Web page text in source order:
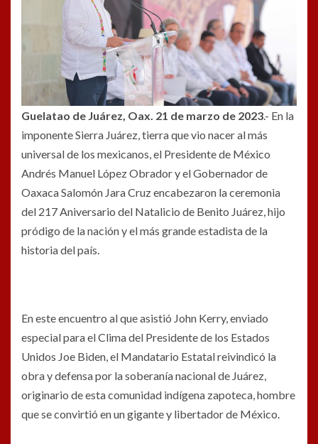
Guelatao de Juárez, Oax. 21 de marzo de 2023.- En la
imponente Sierra Juárez, tierra que vio nacer al más
universal de los mexicanos, el Presidente de México
Andrés Manuel López Obrador y el Gobernador de
Oaxaca Salomón Jara Cruz encabezaron la ceremonia
del 217 Aniversario del Natalicio de Benito Juárez, hijo
pródigo de la nación y el más grande estadista de la
historia del país.
En este encuentro al que asistió John Kerry, enviado
especial para el Clima del Presidente de los Estados
Unidos Joe Biden, el Mandatario Estatal reivindicó la
obra y defensa por la soberanía nacional de Juárez,
originario de esta comunidad indígena zapoteca, hombre
que se convirtió en un gigante y libertador de México.